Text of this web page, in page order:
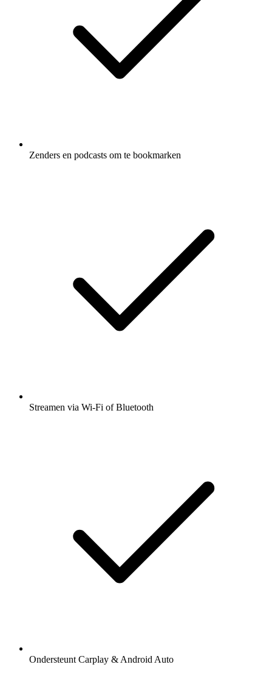
Zenders en podcasts om te bookmarken
Streamen via Wi-Fi of Bluetooth
Ondersteunt Carplay & Android Auto